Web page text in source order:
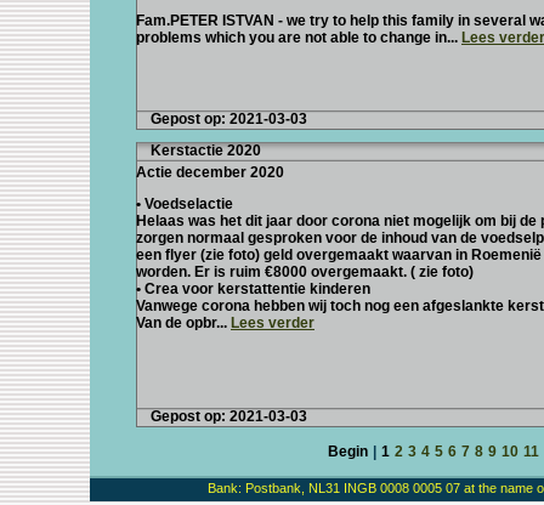
Fam.PETER ISTVAN - we try to help this family in several
problems which you are not able to change in... Lees verder
Gepost op: 2021-03-03
Kerstactie 2020
Actie december 2020
• Voedselactie
Helaas was het dit jaar door corona niet mogelijk om bij
zorgen normaal gesproken voor de inhoud van de
een flyer (zie foto) geld overgemaakt waarvan in
worden. Er is ruim €8000 overgemaakt. ( zie foto)
• Crea voor kerstattentie kinderen
Vanwege corona hebben wij toch nog een afgeslankte
Van de opbr... Lees verder
Gepost op: 2021-03-03
Begin 1 2 3 4 5 6 7 8 9 10 11
Bank: Postbank, NL31 INGB 0008 0005 07 at the name